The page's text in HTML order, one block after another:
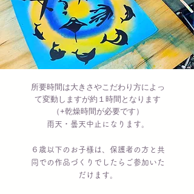
所要時間は大きさやこだわり方によっ
て変動しますが約１時間となります
（+乾燥時間が必要です）
雨天・曇天中止になります。
６歳以下のお子様は、保護者の方と共
同での作品づくりでしたらご参加いた
だけます。